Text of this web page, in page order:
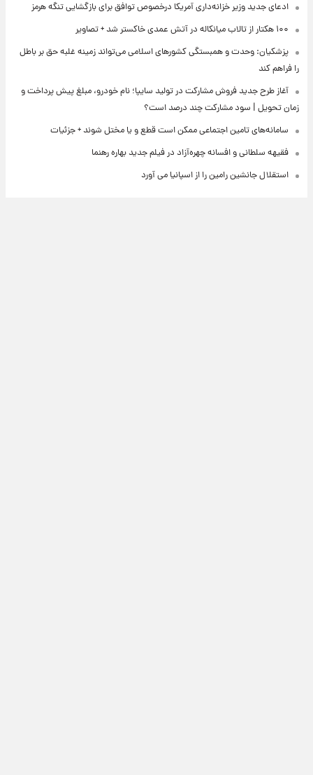
ادعای جدید وزیر خزانه‌داری آمریکا درخصوص توافق برای بازگشایی تنگه هرمز
۱۰۰ هکتار از تالاب میانکاله در آتش عمدی خاکستر شد + تصاویر
پزشکیان: وحدت و همبستگی کشورهای اسلامی می‌تواند زمینه غلبه حق بر باطل
را فراهم کند
آغاز طرح جدید فروش مشارکت در تولید سایپا؛ نام خودرو، مبلغ پیش پرداخت و
زمان تحویل | سود مشارکت چند درصد است؟
سامانه‌های تامین اجتماعی ممکن است قطع و یا مختل شوند + جزئیات
فقیهه سلطانی و افسانه چهره‌آزاد در فیلم جدید بهاره رهنما
استقلال جانشین رامین را از اسپانیا می آورد